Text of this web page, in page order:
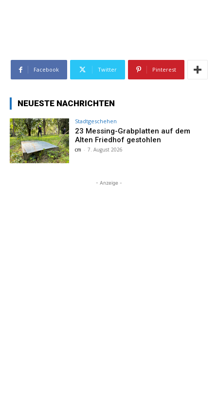
Facebook Twitter Pinterest
NEUESTE NACHRICHTEN
Stadtgeschehen
23 Messing-Grabplatten auf dem
Alten Friedhof gestohlen
cm - 7. August 2026
- Anzeige -